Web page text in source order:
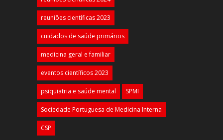
reuniões científicas 2023
cuidados de saúde primários
medicina geral e familiar
eventos científicos 2023
psiquiatria e saúde mental SPMI
Sociedade Portuguesa de Medicina Interna
CSP